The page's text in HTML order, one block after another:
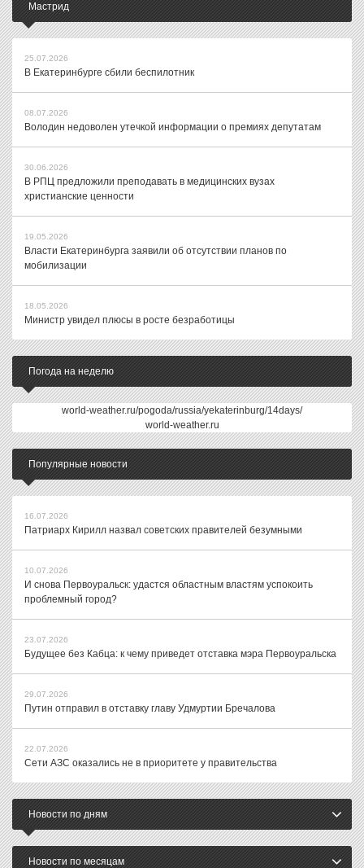
Мастрид
25.07.2026
В Екатеринбурге сбили беспилотник
08.07.2026
Володин недоволен утечкой информации о премиях депутатам
30.06.2026
В РПЦ предложили преподавать в медицинских вузах
христианские ценности
19.05.2026
Власти Екатеринбурга заявили об отсутствии планов по
мобилизации
18.05.2026
Министр увидел плюсы в росте безработицы
Погода на неделю
world-weather.ru/pogoda/russia/yekaterinburg/14days/
world-weather.ru
Популярные новости
16.07.2026
Патриарх Кирилл назвал советских правителей безумными
10.07.2026
И снова Первоуральск: удастся областным властям успокоить
проблемный город?
23.07.2026
Будущее без Кабца: к чему приведет отставка мэра Первоуральска
29.07.2026
Путин отправил в отставку главу Удмуртии Бречалова
22.07.2026
Сети АЗС оказались не в приоритете у правительства
Новости по дням
Новости по месяцам